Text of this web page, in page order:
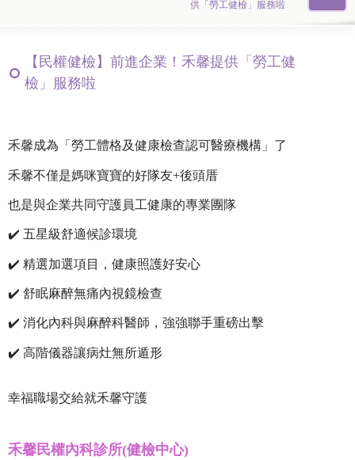
供「勞工健檢」服務啦
【民權健檢】前進企業！禾馨提供「勞工健
檢」服務啦
禾馨成為「勞工體格及健康檢查認可醫療機構」了
禾馨不僅是媽咪寶寶的好隊友+後頭厝
也是與企業共同守護員工健康的專業團隊
✔️ 五星級舒適候診環境
✔️ 精選加選項目，健康照護好安心
✔️ 舒眠麻醉無痛內視鏡檢查
✔️ 消化內科與麻醉科醫師，強強聯手重磅出擊
✔️ 高階儀器讓病灶無所遁形
幸福職場交給就禾馨守護
禾馨民權內科診所(健檢中心)